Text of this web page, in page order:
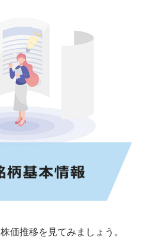
価推移を見てみましょう。